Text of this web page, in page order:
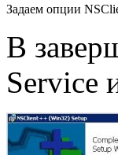
Задаем опции
В
Service